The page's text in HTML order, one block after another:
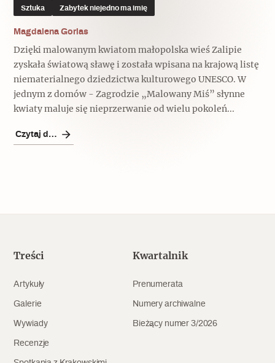
Sztuka Zabytek niejedno ma imię
Magdalena Gorlas
Dzięki malowanym kwiatom małopolska wieś Zalipie
zyskała światową sławę i została wpisana na krajową listę
niematerialnego dziedzictwa kulturowego UNESCO. W
jednym z domów - Zagrodzie „Malowany Miś” słynne
kwiaty maluje się nieprzerwanie od wielu pokoleń...
Czytaj dalej
Treści
Artykuły
Galerie
Wywiady
Recenzje
Kwartalnik
Prenumerata
Numery archiwalne
Bieżący numer 3/2026